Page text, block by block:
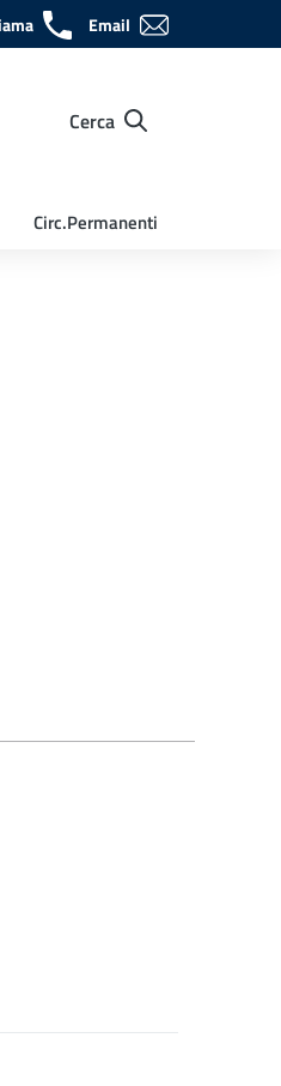
Email
Cerca
Circ.Permanenti